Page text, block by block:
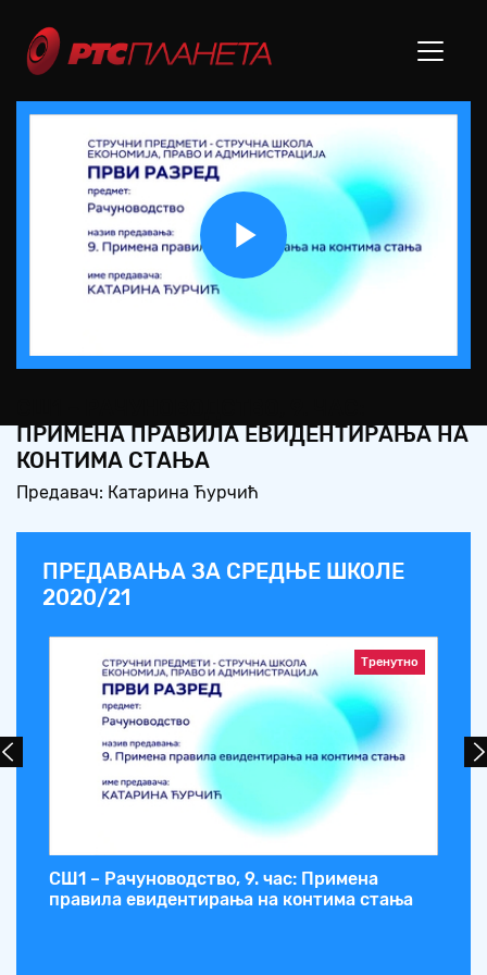
Play
Video
ПРИМЕНА ПРАВИЛА ЕВИДЕНТИРАЊА НА
КОНТИМА СТАЊА
Предавач: Катарина Ћурчић
ПРЕДАВАЊА ЗА СРЕДЊЕ ШКОЛЕ
2020/21
Тренутно
СШ1 – Рачуноводство, 9. час: Примена
правила евидентирања на контима стања